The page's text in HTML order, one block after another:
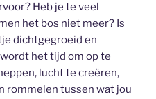
Heb je te veel
het bos niet meer? Is
dichtgegroeid en
het tijd om op te
lucht te creëren,
rommelen tussen wat jou